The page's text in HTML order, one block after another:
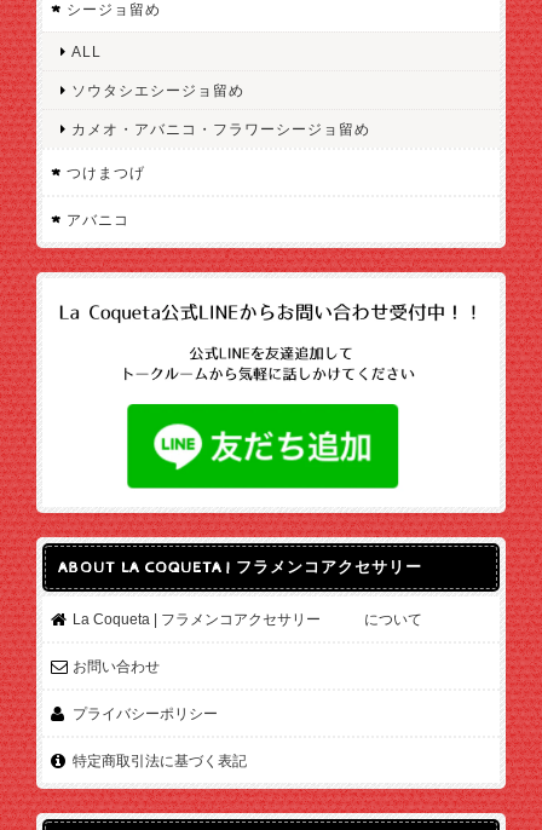
シージョ留め
ALL
ソウタシエシージョ留め
カメオ・アバニコ・フラワーシージョ留め
つけまつげ
アバニコ
ABOUT LA COQUETA | フラメンコアクセサリー
La Coqueta | フラメンコアクセサリー について
お問い合わせ
プライバシーポリシー
特定商取引法に基づく表記